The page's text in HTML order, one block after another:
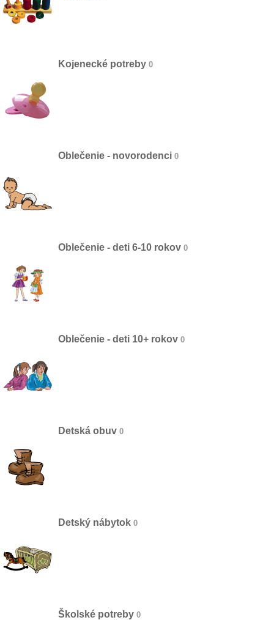
Kojenecké potreby
Oblečenie - novorodenci
Oblečenie - deti 6-10 rokov
Oblečenie - deti 10+ rokov
Detská obuv
Detský nábytok
Školské potreby